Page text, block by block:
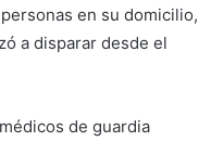
en su domicilio,
a disparar desde el
de guardia